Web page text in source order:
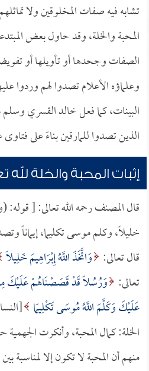
تشابه فيه صفات المخلوقين ولا
المحبة والخلة، وقد حاول بعض
الصفات وجحدها أو تأويلها أو
وعلماؤه الأعلام تصدوا لهم وردوا
البينات، كما فعل خالد القسري
الذين تصدوا للمارقين بناءً على فتاوى
إثبات المحبة والخلة لله
قال المصنف رحمه الله تعالى: [ قوله:
خليلاً، وكلم موسى تكليما، إيماناً
قال تعالى: وَاتَّخَذَ اللَّهُ إِبْرَاهِيمَ خَلِيلًا
تعالى: وَرُسُلًا قَدْ قَصَصْنَاهُمْ عَلَيْكَ
عَلَيْكَ وَكَلَّمَ اللَّهُ مُوسَى تَكْلِيمًا
الخلة: كمال المحبة، وأنكرت الجهمية
منهم أن المحبة لا تكون إلا لمناسبة